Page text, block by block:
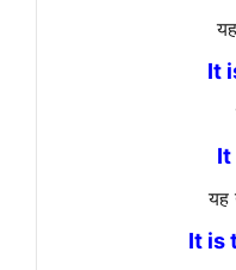
It
It
यह
It is